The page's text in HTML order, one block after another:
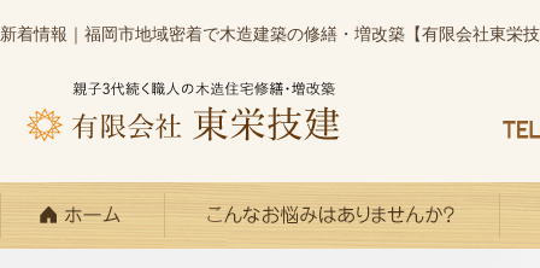
新着情報｜福岡市地域密着で木造建築の修繕・増改築【有限会社東栄